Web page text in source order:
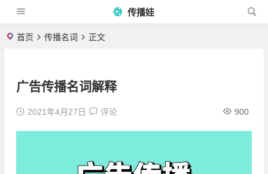
传播娃
首页 传播名词 正文
广告传播名词解释
2021年4月27日 评论 900